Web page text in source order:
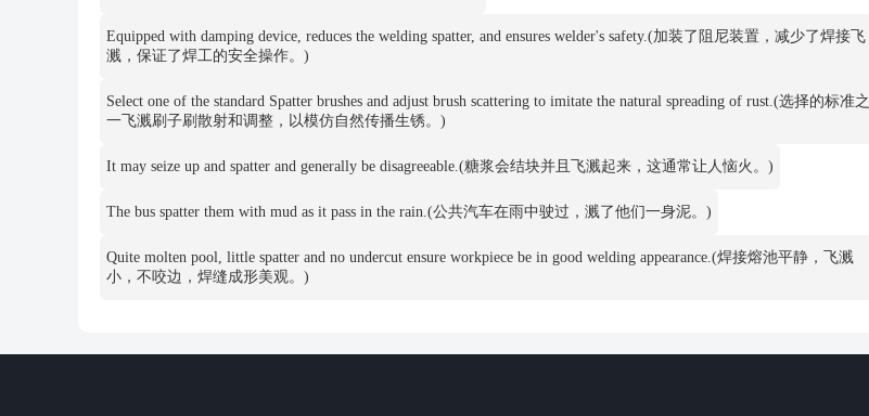
Equipped with damping device, reduces the welding spatter, and ensures welder's safety.(加装了阻尼装置，减少了焊接飞
溅，保证了焊工的安全操作。)
Select one of the standard Spatter brushes and adjust brush scattering to imitate the natural spreading of rust.(选择的标准之
一飞溅刷子刷散射和调整，以模仿自然传播生锈。)
It may seize up and spatter and generally be disagreeable.(糖浆会结块并且飞溅起来，这通常让人恼火。)
The bus spatter them with mud as it pass in the rain.(公共汽车在雨中驶过，溅了他们一身泥。)
Quite molten pool, little spatter and no undercut ensure workpiece be in good welding appearance.(焊接熔池平静，飞溅
小，不咬边，焊缝成形美观。)